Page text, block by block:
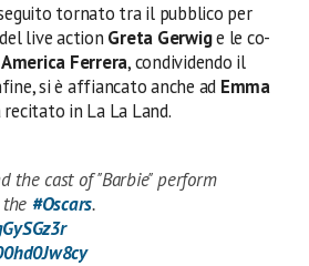
tornato tra il pubblico per
live action Greta Gerwige le co-
America Ferrera, condividendo il
si è affiancato anche ad Emma
recitato in La La Land.
the cast of "Barbie" perform
#Oscars.